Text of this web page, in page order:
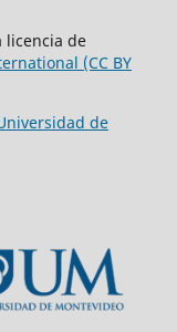
licencia de
(CC BY
de